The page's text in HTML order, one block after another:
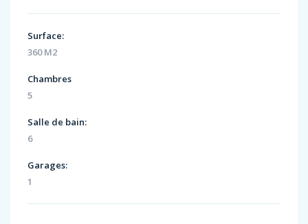
Surface:
360 M2
Chambres
5
Salle de bain:
6
Garages:
1